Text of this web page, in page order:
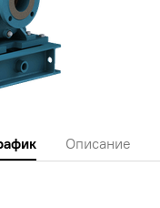
Описание